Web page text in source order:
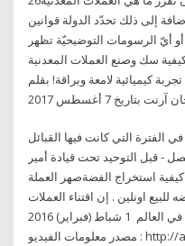
إلى ذلك تحدّد الدولة قوانين
أيّ الرسومات التوضيحيّة تظهر
كيفية سك وصنع العملات المعدنية
كيميائية لامعة وبراقة! بقلم
7 أغسطس 2017
الفترة التي كانت فيها القبائل
- قبل التوحيد تحت قيادة أمير
3 شباط (فبراير) 2019 كيفية استخراج الفضةصهر العملة
اونلين . إن اقتناء العملات
النادره تعتبر من اعظم الاستثمارات في العالم 1 شباط (فبراير) 2016
مصدر معلومات الفيديو : http://amzn.to/1nAwJMbعملات نادره من